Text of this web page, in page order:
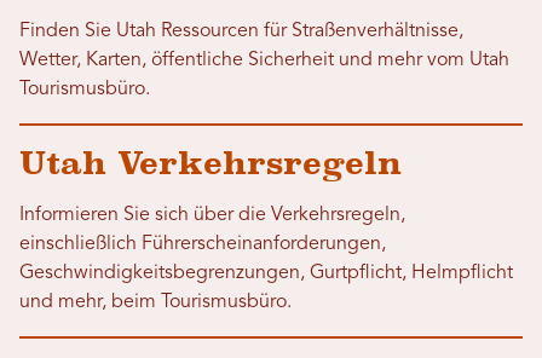
Finden Sie Utah Ressourcen für Straßenverhältnisse,
Wetter, Karten, öffentliche Sicherheit und mehr vom Utah
Tourismusbüro.
Utah Verkehrsregeln
Informieren Sie sich über die Verkehrsregeln,
einschließlich Führerscheinanforderungen,
Geschwindigkeitsbegrenzungen, Gurtpflicht, Helmpflicht
und mehr, beim Tourismusbüro.